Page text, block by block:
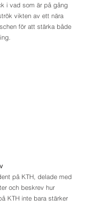
i vad som är på gång
vikten av ett nära
för att stärka både
på KTH, delade med
och beskrev hur
KTH inte bara stärker